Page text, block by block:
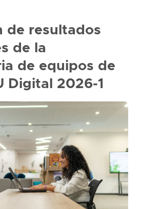
de resultados
de la
de equipos de
Digital 2026-1